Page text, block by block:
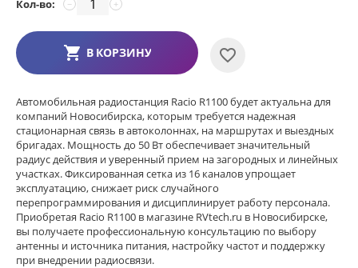
Кол-во: +
−
В КОРЗИНУ
Автомобильная радиостанция Racio R1100 будет актуальна для
компаний Новосибирска, которым требуется надежная
стационарная связь в автоколоннах, на маршрутах и выездных
бригадах. Мощность до 50 Вт обеспечивает значительный
радиус действия и уверенный прием на загородных и линейных
участках. Фиксированная сетка из 16 каналов упрощает
эксплуатацию, снижает риск случайного
перепрограммирования и дисциплинирует работу персонала.
Приобретая Racio R1100 в магазине RVtech.ru в Новосибирске,
вы получаете профессиональную консультацию по выбору
антенны и источника питания, настройку частот и поддержку
при внедрении радиосвязи.